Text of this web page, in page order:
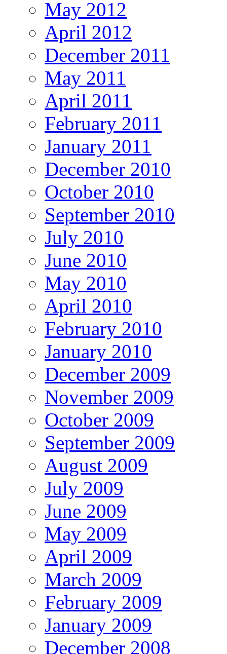
May 2012
April 2012
December 2011
May 2011
April 2011
February 2011
January 2011
December 2010
October 2010
September 2010
July 2010
June 2010
May 2010
April 2010
February 2010
January 2010
December 2009
November 2009
October 2009
September 2009
August 2009
July 2009
June 2009
May 2009
April 2009
March 2009
February 2009
January 2009
December 2008